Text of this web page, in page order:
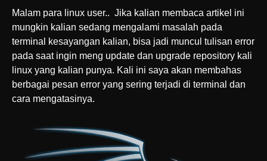
Malam para linux user.. Jika kalian membaca artikel ini
mungkin kalian sedang mengalami masalah pada
terminal kesayangan kalian, bisa jadi muncul tulisan error
pada saat ingin meng update dan upgrade repository kali
linux yang kalian punya. Kali ini saya akan membahas
berbagai pesan error yang sering terjadi di terminal dan
cara mengatasinya.